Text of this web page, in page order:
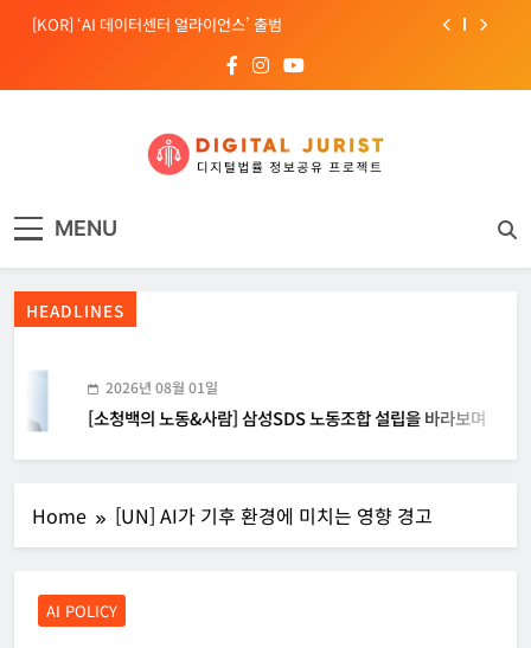
Skip[KOR] ‘AI 데이터센터 얼라이언스’ 출범
[EU] 틱톡의 아동 보호 미흡 관련 예비 조사결과 발표
[Russia] 텔레그램 설립자 파벨 두로프 기소
[KOR] ‘AI 데이터센터 얼라이언스’ 출범
[EU] 틱톡의 아동 보호 미흡 관련 예비 조사결과 발표
MENU
HEADLINES
2026년 08월 01일
[소청백의 노동&사람] 삼성SDS 노동조합 설립을 바라보며
Home [UN] AI가 기후 환경에 미치는 영향 경고
AI POLICY